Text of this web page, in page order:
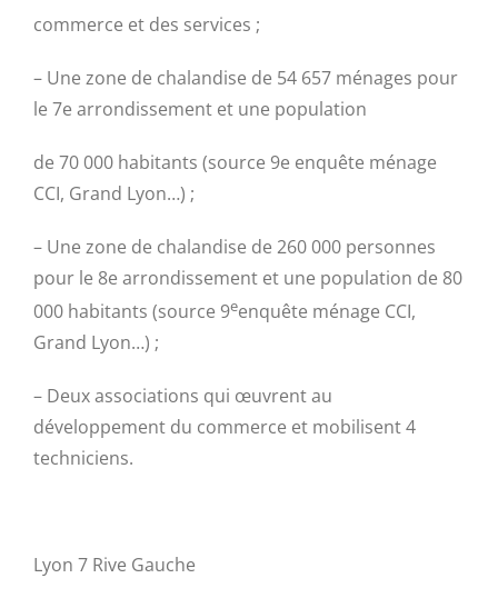
commerce et des services ;
– Une zone de chalandise de 54 657 ménages pour
le 7e arrondissement et une population
de 70 000 habitants (source 9e enquête ménage
CCI, Grand Lyon…) ;
– Une zone de chalandise de 260 000 personnes
pour le 8e arrondissement et une population de 80
000 habitants (source 9eenquête ménage CCI,
Grand Lyon…) ;
– Deux associations qui œuvrent au
développement du commerce et mobilisent 4
techniciens.
Lyon 7 Rive Gauche